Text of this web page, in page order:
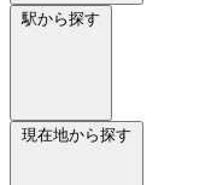
駅から探す
現在地から探す